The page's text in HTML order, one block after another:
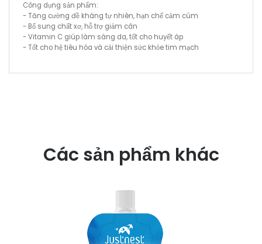
Công dụng sản phẩm:
- Tăng cường đề kháng tự nhiên, hạn chế cảm cúm
- Bổ sung chất xơ, hỗ trợ giảm cân
- Vitamin C giúp làm sáng da, tốt cho huyết áp
- Tốt cho hệ tiêu hóa và cải thiện sức khỏe tim mạch
Các sản phẩm khác